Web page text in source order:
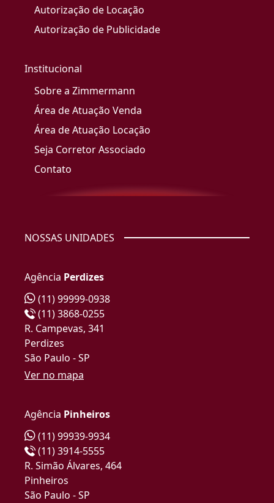
Autorização de Locação
Autorização de Publicidade
Institucional
Sobre a Zimmermann
Área de Atuação Venda
Área de Atuação Locação
Seja Corretor Associado
Contato
NOSSAS UNIDADES
Agência Perdizes
(11) 99999-0938
(11) 3868-0255
R. Campevas, 341
Perdizes
São Paulo - SP
Ver no mapa
Agência Pinheiros
(11) 99939-9934
(11) 3914-5555
R. Simão Álvares, 464
Pinheiros
São Paulo - SP